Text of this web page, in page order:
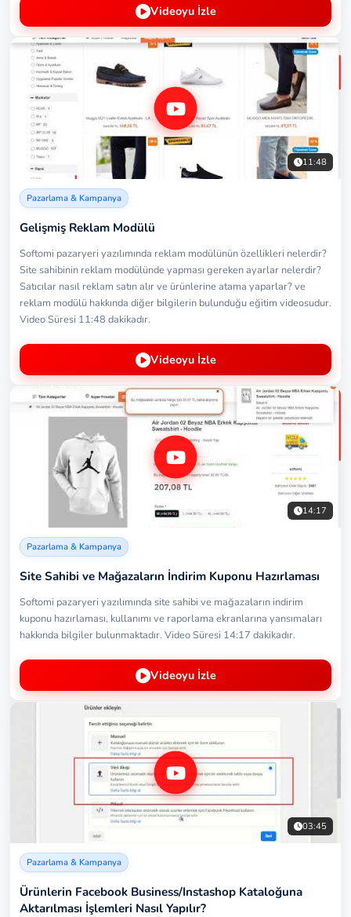
Videoyu İzle
11:48
Pazarlama & Kampanya
Gelişmiş Reklam Modülü
Softomi pazaryeri yazılımında reklam modülünün özellikleri nelerdir?
Site sahibinin reklam modülünde yapması gereken ayarlar nelerdir?
Satıcılar nasıl reklam satın alır ve ürünlerine atama yaparlar? ve
reklam modülü hakkında diğer bilgilerin bulunduğu eğitim videosudur.
Video Süresi 11:48 dakikadır.
Videoyu İzle
14:17
Pazarlama & Kampanya
Site Sahibi ve Mağazaların İndirim Kuponu Hazırlaması
Softomi pazaryeri yazılımında site sahibi ve mağazaların indirim
kuponu hazırlaması, kullanımı ve raporlama ekranlarına yansımaları
hakkında bilgiler bulunmaktadır. Video Süresi 14:17 dakikadır.
Videoyu İzle
03:45
Pazarlama & Kampanya
Ürünlerin Facebook Business/Instashop Kataloğuna
Aktarılması İşlemleri Nasıl Yapılır?